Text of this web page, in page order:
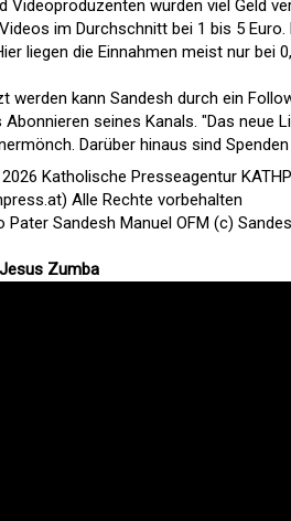
Videoproduzenten würden viel Geld
im Durchschnitt bei 1 bis 5
liegen die Einnahmen meist nur bei
werden kann Sandesh durch ein
seines Kanals. "Das neue
Darüber hinaus sind
Katholische Presseagentur
Alle Rechte vorbehalten
Sandesh Manuel OFM (c)
Zumba